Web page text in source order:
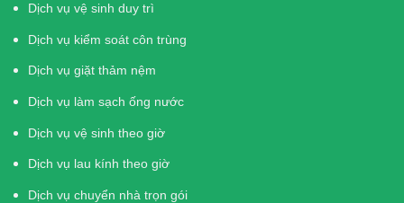
Dịch vụ vệ sinh duy trì
Dịch vụ kiểm soát côn trùng
Dịch vụ giặt thảm nệm
Dịch vụ làm sạch ống nước
Dịch vụ vệ sinh theo giờ
Dịch vụ lau kính theo giờ
Dịch vụ chuyển nhà trọn gói